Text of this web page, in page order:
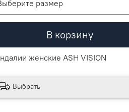
размер
В корзину
женские ASH VISION
Выбрать